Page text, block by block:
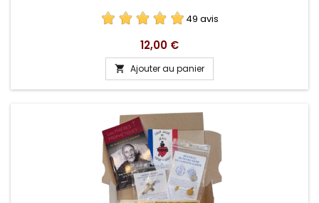
49 avis
Prix
12,00 €
 Ajouter au panier